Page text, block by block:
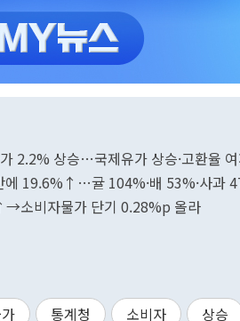
2.2% 상승…국제유가 상승·고환율
에 19.6%↑…귤 104%·배 53%·사과
소비자물가 단기 0.28%p 올라
통계청 소비자 상승